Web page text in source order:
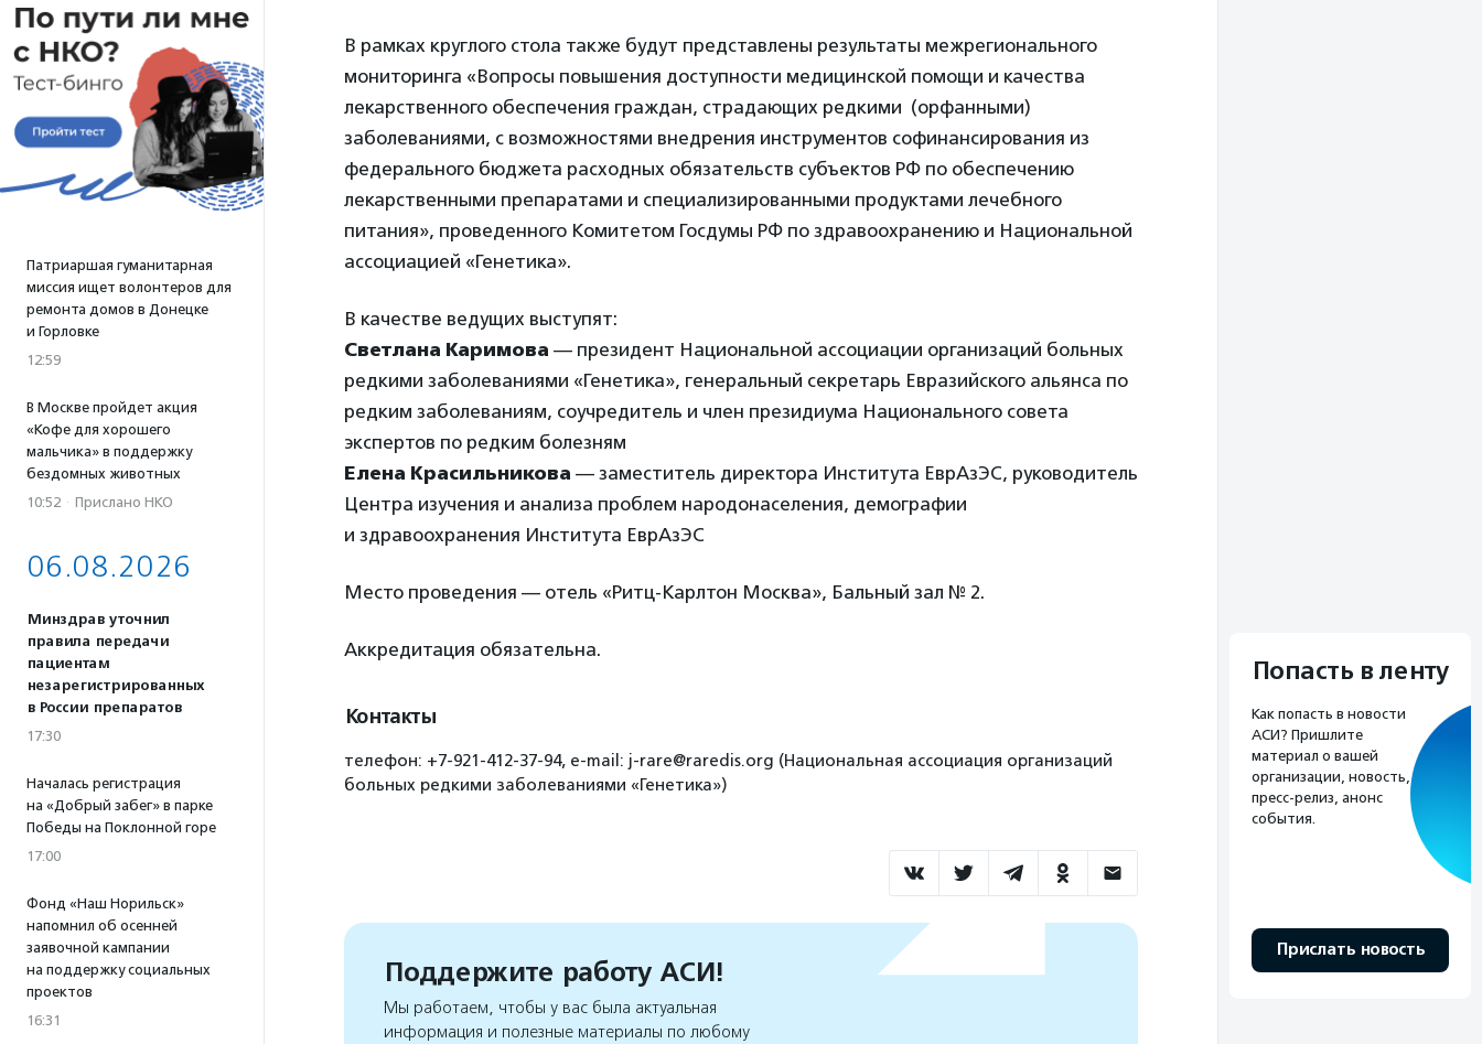
Патриаршая гуманитарная
миссия ищет волонтеров для
ремонта домов в Донецке
и Горловке
12:59
В Москве пройдет акция
«Кофе для хорошего
мальчика» в поддержку
бездомных животных
10:52 · Прислано НКО
06.08.2026
Минздрав уточнил
правила передачи
пациентам
незарегистрированных
в России препаратов
17:30
Началась регистрация
на «Добрый забег» в парке
Победы на Поклонной горе
17:00
Фонд «Наш Норильск»
напомнил об осенней
заявочной кампании
на поддержку социальных
проектов
16:31
В рамках круглого стола также будут представлены результаты межрегионального
мониторинга «Вопросы повышения доступности медицинской помощи и качества
лекарственного обеспечения граждан, страдающих редкими (орфанными)
заболеваниями, с возможностями внедрения инструментов софинансирования из
федерального бюджета расходных обязательств субъектов РФ по обеспечению
лекарственными препаратами и специализированными продуктами лечебного
питания», проведенного Комитетом Госдумы РФ по здравоохранению и Национальной
ассоциацией «Генетика».
В качестве ведущих выступят:
Светлана Каримова — президент Национальной ассоциации организаций больных
редкими заболеваниями «Генетика», генеральный секретарь Евразийского альянса по
редким заболеваниям, соучредитель и член президиума Национального совета
экспертов по редким болезням
Елена Красильникова — заместитель директора Института ЕврАзЭС, руководитель
Центра изучения и анализа проблем народонаселения, демографии
и здравоохранения Института ЕврАзЭС
Место проведения — отель «Ритц-Карлтон Москва», Бальный зал № 2.
Аккредитация обязательна.
Контакты
телефон: +7-921-412-37-94, e-mail: j-rare@raredis.org (Национальная ассоциация организаций
больных редкими заболеваниями «Генетика»)
Поддержите работу АСИ!
Мы работаем, чтобы у вас была актуальная
информация и полезные материалы по любому
Попасть в ленту
Как попасть в новости
АСИ? Пришлите
материал о вашей
организации, новость,
пресс-релиз, анонс
события.
Прислать новость